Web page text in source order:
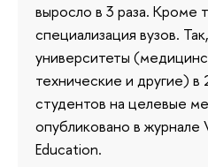
выросло в 3 раза. Кроме
специализация вузов.
университеты
технические и другие)
студентов на целевые
опубликовано в
Education.